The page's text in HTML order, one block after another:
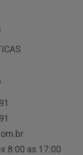
8:00 as 17:00